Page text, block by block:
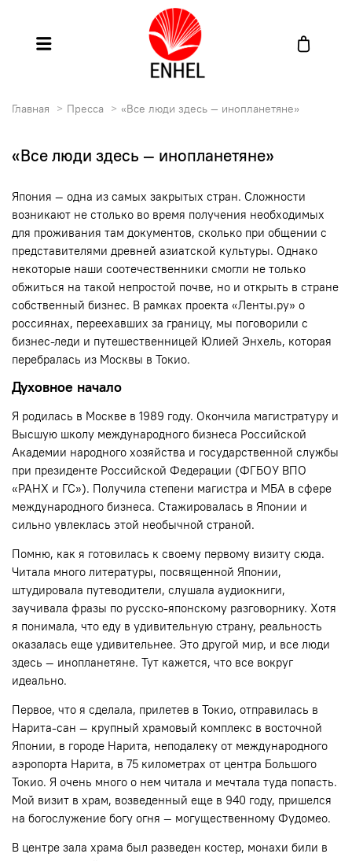
Главная Пресса «Все люди здесь — инопланетяне»
«Все люди здесь — инопланетяне»
Япония — одна из самых закрытых стран. Сложности
возникают не столько во время получения необходимых
для проживания там документов, сколько при общении с
представителями древней азиатской культуры. Однако
некоторые наши соотечественники смогли не только
обжиться на такой непростой почве, но и открыть в стране
собственный бизнес. В рамках проекта «Ленты.ру» о
россиянах, переехавших за границу, мы поговорили с
бизнес-леди и путешественницей Юлией Энхель, которая
перебралась из Москвы в Токио.
Духовное начало
Я родилась в Москве в 1989 году. Окончила магистратуру и
Высшую школу международного бизнеса Российской
Академии народного хозяйства и государственной службы
при президенте Российской Федерации (ФГБОУ ВПО
«РАНХ и ГС»). Получила степени магистра и МБА в сфере
международного бизнеса. Стажировалась в Японии и
сильно увлеклась этой необычной страной.
Помню, как я готовилась к своему первому визиту сюда.
Читала много литературы, посвященной Японии,
штудировала путеводители, слушала аудиокниги,
заучивала фразы по русско-японскому разговорнику. Хотя
я понимала, что еду в удивительную страну, реальность
оказалась еще удивительнее. Это другой мир, и все люди
здесь — инопланетяне. Тут кажется, что все вокруг
идеально.
Первое, что я сделала, прилетев в Токио, отправилась в
Нарита-сан — крупный храмовый комплекс в восточной
Японии, в городе Нарита, неподалеку от международного
аэропорта Нарита, в 75 километрах от центра Большого
Токио. Я очень много о нем читала и мечтала туда попасть.
Мой визит в храм, возведенный еще в 940 году, пришелся
на богослужение богу огня — могущественному Фудомео.
В центре зала храма был разведен костер, монахи били в